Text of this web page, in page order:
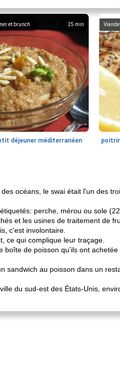
25 min
et brunch
déjeuner méditerranéen
océans, le swai était l'un des
perche, mérou ou sole
et les usines de traitement de
c'est involontaire.
ce qui complique leur traçage.
boîte de poisson qu’ils ont
sandwich au poisson dans un
du sud-est des États-Unis,